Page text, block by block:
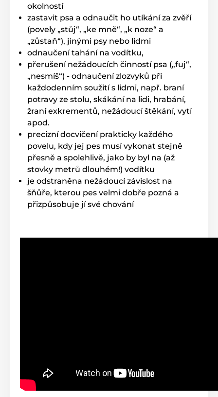
okolností
zastavit psa a odnaučit ho utíkání za zvěří
(povely „stůj“, „ke mně“, „k noze“ a
„zůstaň“), jinými psy nebo lidmi
odnaučení tahání na vodítku,
přerušení nežádoucích činností psa („fuj“,
„nesmíš“) - odnaučení zlozvyků při
každodenním soužití s lidmi, např. braní
potravy ze stolu, skákání na lidi, hrabání,
žraní exkrementů, nežádoucí štěkání, vytí
apod.
precizní docvičení prakticky každého
povelu, kdy jej pes musí vykonat stejně
přesně a spolehlivě, jako by byl na (až
stovky metrů dlouhém!) vodítku
je odstraněna nežádoucí závislost na
šňůře, kterou pes velmi dobře pozná a
přizpůsobuje jí své chování